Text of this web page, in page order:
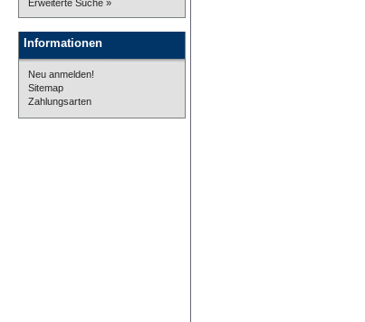
Erweiterte Suche »
Informationen
Neu anmelden!
Sitemap
Zahlungsarten